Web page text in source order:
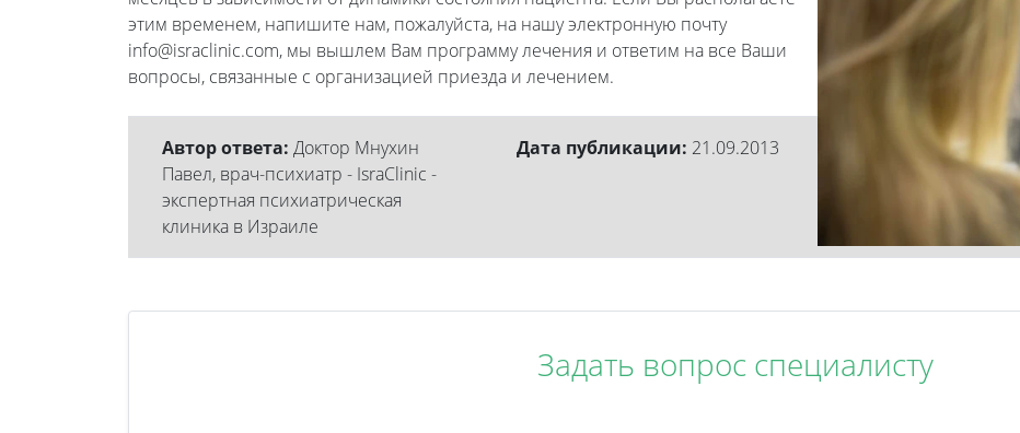
этим временем, напишите нам, пожалуйста, на нашу электронную почту
info@israclinic.com, мы вышлем Вам программу лечения и ответим на все Ваши
вопросы, связанные с организацией приезда и лечением.
Автор ответа: Доктор Мнухин
Павел, врач-психиатр - IsraClinic -
экспертная психиатрическая
клиника в Израиле
Дата публикации: 21.09.2013
Задать вопрос специалисту